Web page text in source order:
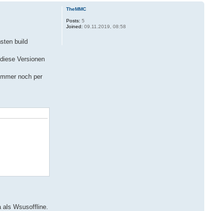
build
Versionen
noch per
Wsusoffline.
TheMMC
Posts: 5
Joined: 09.11.2019, 08:58